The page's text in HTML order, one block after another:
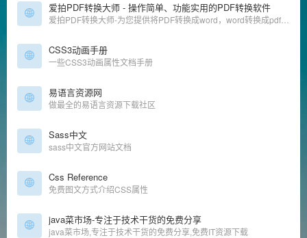
爱拍PDF转换大师 - 操作简单、功能实用的PDF转换软件
CSS3动画手册
一些CSS3动画属性文档手册
易语言资源网
做最全的易语言资源下载社区
Sass中文
sass中文官方网站文档
Css Reference
免费图文方式介绍CSS属性
java菜市场-专注于技术干货的免费分享
java菜市场,专注于技术干货的免费分享,免费IT资源下载